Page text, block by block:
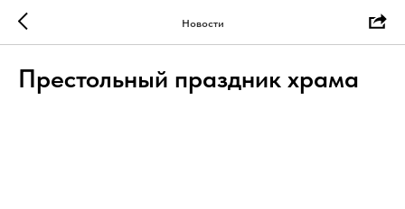
Новости
Престольный праздник храма